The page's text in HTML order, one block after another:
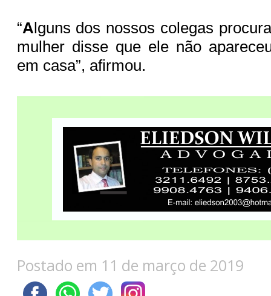
“Alguns dos nossos colegas
mulher disse que ele não
em casa”, afirmou.
Postado em 11 de março de 2019